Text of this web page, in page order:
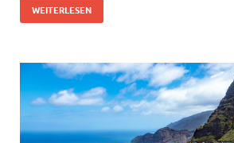
WEITERLESEN